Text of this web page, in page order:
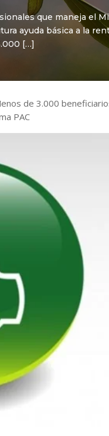
que maneja el
ayuda básica a la
[…]
de 3.000
PAC